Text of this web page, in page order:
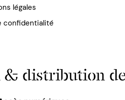
légales
confidentialité
distribution